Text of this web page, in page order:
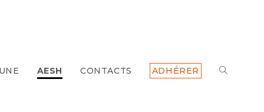
AESH CONTACTS ADHÉRER TOGGLE